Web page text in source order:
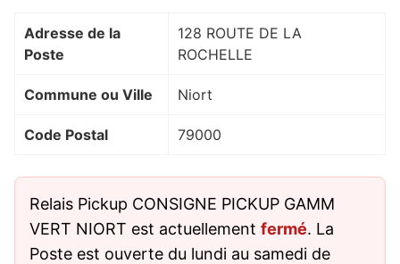
Adresse de la
Poste
128 ROUTE DE LA
ROCHELLE
Commune ou Ville Niort
Code Postal 79000
Relais Pickup CONSIGNE PICKUP GAMM
VERT NIORT est actuellement fermé. La
Poste est ouverte du lundi au samedi de